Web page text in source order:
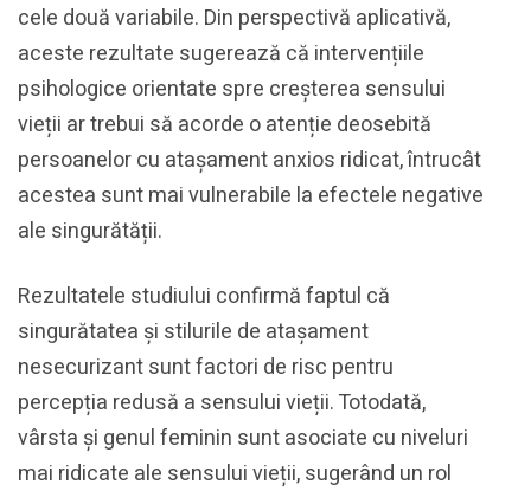
cele două variabile. Din perspectivă aplicativă,
aceste rezultate sugerează că intervențiile
psihologice orientate spre creșterea sensului
vieții ar trebui să acorde o atenție deosebită
persoanelor cu atașament anxios ridicat, întrucât
acestea sunt mai vulnerabile la efectele negative
ale singurătății.
Rezultatele studiului confirmă faptul că
singurătatea și stilurile de atașament
nesecurizant sunt factori de risc pentru
percepția redusă a sensului vieții. Totodată,
vârsta și genul feminin sunt asociate cu niveluri
mai ridicate ale sensului vieții, sugerând un rol